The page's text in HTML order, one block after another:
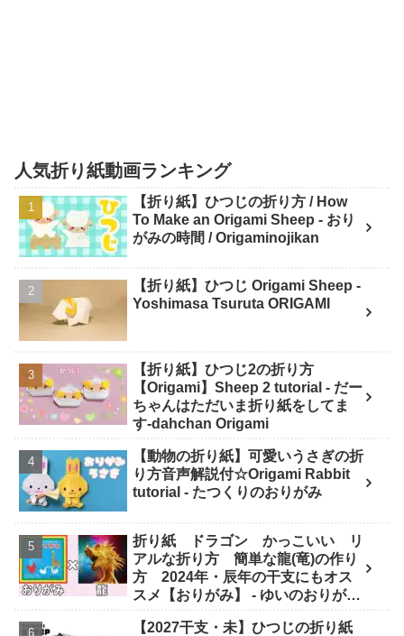
人気折り紙動画ランキング
【折り紙】ひつじの折り方 / How
To Make an Origami Sheep - おり
がみの時間 / Origaminojikan
【折り紙】ひつじ Origami Sheep -
Yoshimasa Tsuruta ORIGAMI
【折り紙】ひつじ2の折り方
【Origami】Sheep 2 tutorial - だー
ちゃんはただいま折り紙をしてま
す-dahchan Origami
【動物の折り紙】可愛いうさぎの折
り方音声解説付☆Origami Rabbit
tutorial - たつくりのおりがみ
折り紙 ドラゴン かっこいい リ
アルな折り方 簡単な龍(竜)の作り
方 2024年・辰年の干支にもオス
スメ【おりがみ】 - ゆいのおりがみ
【2027干支・未】ひつじの折り紙